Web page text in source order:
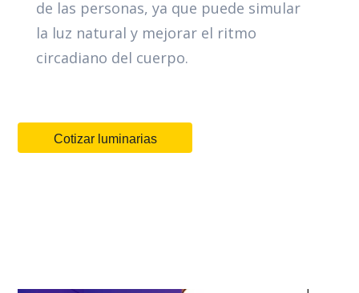
de las personas, ya que puede simular
la luz natural y mejorar el ritmo
circadiano del cuerpo.
Cotizar luminarias